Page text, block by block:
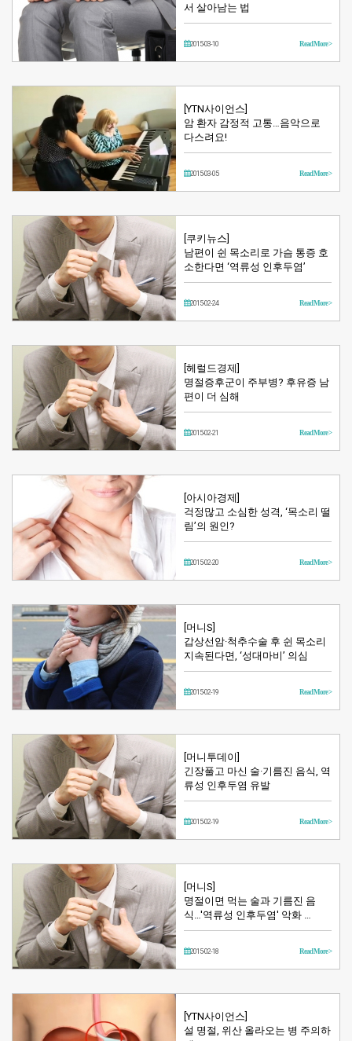
서 살아남는 법
2015-03-10 Read More >
[YTN사이언스]
암 환자 감정적 고통…음악으로
다스려요!
2015-03-05 Read More >
[쿠키뉴스]
남편이 쉰 목소리로 가슴 통증 호
소한다면 ‘역류성 인후두염’
2015-02-24 Read More >
[헤럴드경제]
명절증후군이 주부병? 후유증 남
편이 더 심해
2015-02-21 Read More >
[아시아경제]
걱정많고 소심한 성격, ‘목소리 떨
림’의 원인?
2015-02-20 Read More >
[머니S]
갑상선암·척추수술 후 쉰 목소리
지속된다면, ‘성대마비’ 의심
2015-02-19 Read More >
[머니투데이]
긴장풀고 마신 술·기름진 음식, 역
류성 인후두염 유발
2015-02-19 Read More >
[머니S]
명절이면 먹는 술과 기름진 음
식…'역류성 인후두염' 악화 …
2015-02-18 Read More >
[YTN사이언스]
설 명절, 위산 올라오는 병 주의하